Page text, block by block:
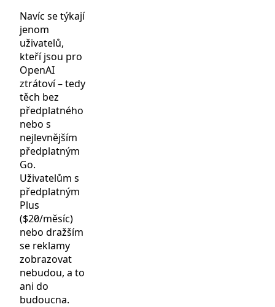
Navíc se týkají
jenom
uživatelů,
kteří jsou pro
OpenAI
ztrátoví – tedy
těch bez
předplatného
nebo s
nejlevnějším
předplatným
Go.
Uživatelům s
předplatným
Plus
($20/měsíc)
nebo dražším
se reklamy
zobrazovat
nebudou, a to
ani do
budoucna.